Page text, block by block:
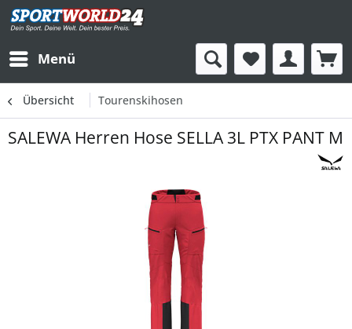
Menü
Übersicht Tourenskihosen
SALEWA Herren Hose SELLA 3L PTX PANT M